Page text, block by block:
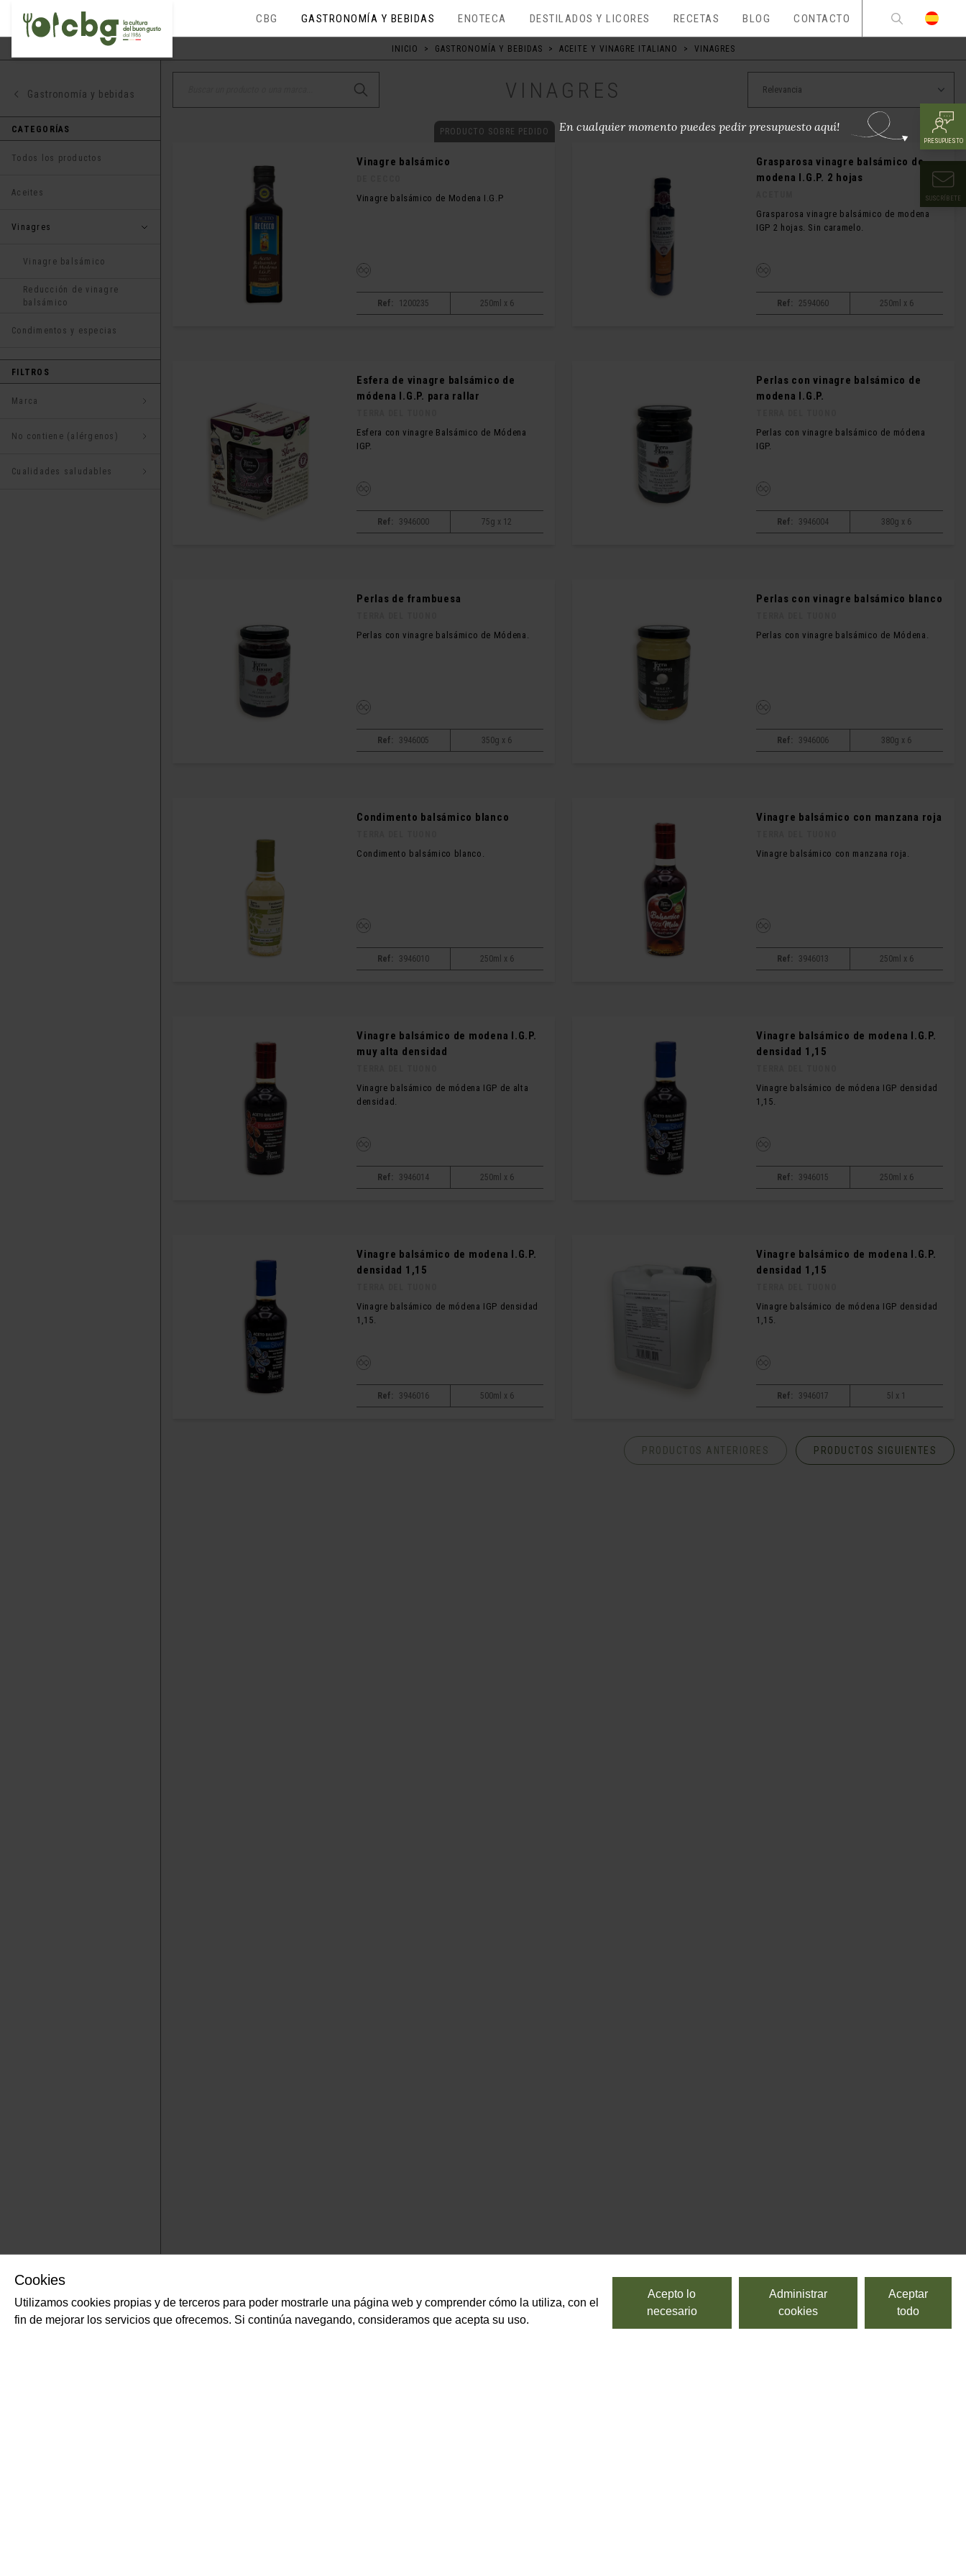
CBG GASTRONOMÍA Y BEBIDAS ENOTECA DESTILADOS Y LICORES RECETAS BLOG CONTACTO
En cualquier momento puedes pedir presupuesto aquí!
PRESUPUESTO
SUSCRÍBETE
INICIO > GASTRONOMÍA Y BEBIDAS > ACEITE Y VINAGRE ITALIANO > VINAGRES
Gastronomía y bebidas
CATEGORÍAS
Todos los productos
Aceites
Vinagres
Vinagre balsámico
Reducción de vinagre
balsámico
Condimentos y especias
FILTROS
Marca
No contiene (alérgenos)
Cualidades saludables
VINAGRES
PRODUCTO SOBRE PEDIDO
Vinagre balsámico
Vinagre balsámico de Modena I.G.P
Ref: 1200235 250ml x 6
Grasparosa vinagre balsámico de
modena I.G.P. 2 hojas
Grasparosa vinagre balsámico de modena
IGP 2 hojas. Sin caramelo.
Ref: 2594060 250ml x 6
Esfera de vinagre balsámico de
módena I.G.P. para rallar
Esfera con vinagre Balsámico de Módena
IGP.
Ref: 3946000 75g x 12
Perlas con vinagre balsámico de
modena I.G.P.
Perlas con vinagre balsámico de módena
IGP.
Ref: 3946004 380g x 6
Perlas de frambuesa
Perlas con vinagre balsámico de Módena.
Ref: 3946005 350g x 6
Perlas con vinagre balsámico blanco
Perlas con vinagre balsámico de Módena.
Ref: 3946006 380g x 6
Condimento balsámico blanco
Condimento balsámico blanco.
Ref: 3946010 250ml x 6
Vinagre balsámico con manzana roja
Vinagre balsámico con manzana roja.
Ref: 3946013 250ml x 6
Vinagre balsámico de modena I.G.P.
muy alta densidad
Vinagre balsámico de módena IGP de alta
densidad.
Ref: 3946014 250ml x 6
Vinagre balsámico de modena I.G.P.
densidad 1,15
Vinagre balsámico de módena IGP densidad
1,15.
Ref: 3946015 250ml x 6
Vinagre balsámico de modena I.G.P.
densidad 1,15
Vinagre balsámico de módena IGP densidad
1,15.
Ref: 3946016 500ml x 6
Vinagre balsámico de modena I.G.P.
densidad 1,15
Vinagre balsámico de módena IGP densidad
1,15.
Ref: 3946017 5l x 1
PRODUCTOS ANTERIORES PRODUCTOS SIGUIENTES
Cookies
Utilizamos cookies propias y de terceros para poder mostrarle una página web y comprender cómo la utiliza, con el
fin de mejorar los servicios que ofrecemos. Si continúa navegando, consideramos que acepta su uso.
Acepto lo
necesario
Administrar
cookies
Aceptar
todo